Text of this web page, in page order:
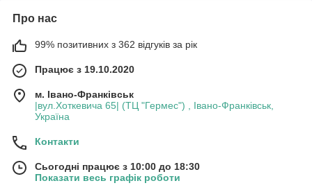
Про нас
99% позитивних з 362 відгуків за рік
Працює з 19.10.2020
м. Івано-Франківськ
|вул.Хоткевича 65| (ТЦ "Гермес") , Івано-Франківськ,
Україна
Контакти
Сьогодні працює з 10:00 до 18:30
Показати весь графік роботи